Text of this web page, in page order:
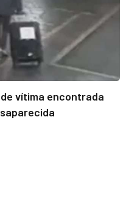
vítima encontrada